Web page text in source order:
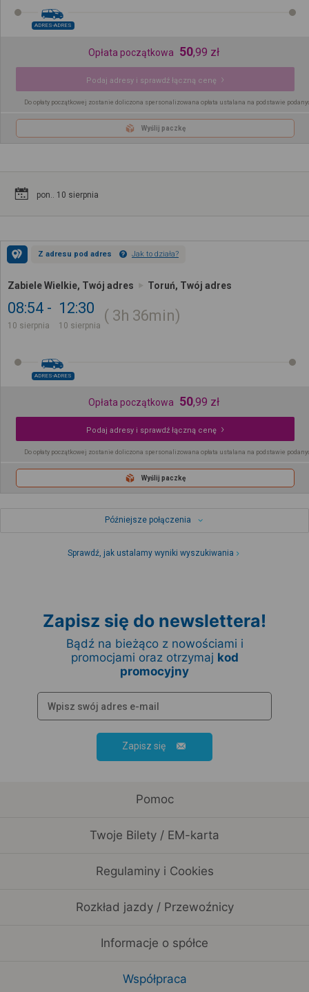
ADRES-ADRES
Opłata początkowa 50,99 zł
Podaj adresy i sprawdź łączną cenę
Do opłaty początkowej zostanie doliczona spersonalizowana opłata ustalana na podstawie
Wyślij paczkę
pon.. 10 sierpnia
Z adresu pod adres Jak to działa?
Zabiele Wielkie, Twój adres Toruń, Twój adres
08:54
10 sierpnia
12:30
10 sierpnia
3h 36min
ADRES-ADRES
Opłata początkowa 50,99 zł
Podaj adresy i sprawdź łączną cenę
Do opłaty początkowej zostanie doliczona spersonalizowana opłata ustalana na podstawie
Wyślij paczkę
Późniejsze połączenia
Sprawdź, jak ustalamy wyniki wyszukiwania
Zapisz się do newslettera!
Bądź na bieżąco z nowościami i
promocjami oraz otrzymaj kod
promocyjny
Zapisz się
Pomoc
Twoje Bilety / EM-karta
Regulaminy i Cookies
Rozkład jazdy / Przewoźnicy
Informacje o spółce
Współpraca